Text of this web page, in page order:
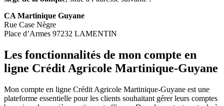
CA Martinique Guyane
Rue Case Nègre
Place d’Armes 97232 LAMENTIN
Les fonctionnalités de mon compte en
ligne Crédit Agricole Martinique-Guyane
Mon compte en ligne Crédit Agricole Martinique-Guyane est une
plateforme essentielle pour les clients souhaitant gérer leurs comptes